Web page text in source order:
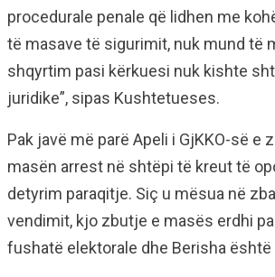
procedurale penale që lidhen me
të masave të sigurimit, nuk mund të
shqyrtim pasi kërkuesi nuk kishte
juridike”, sipas Kushtetueses.
Pak javë më parë Apeli i GjKKO-së e
masën arrest në shtëpi të kreut të
detyrim paraqitje. Siç u mësua në
vendimit, kjo zbutje e masës erdhi
fushatë elektorale dhe Berisha